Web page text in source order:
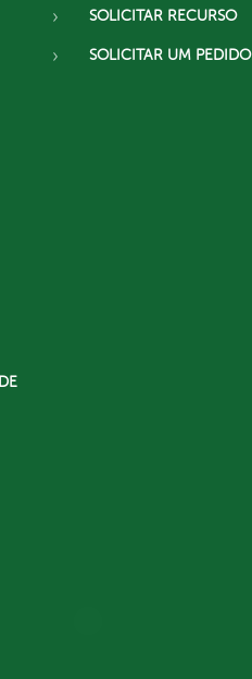
SOLICITAR RECURSO
SOLICITAR UM PEDIDO